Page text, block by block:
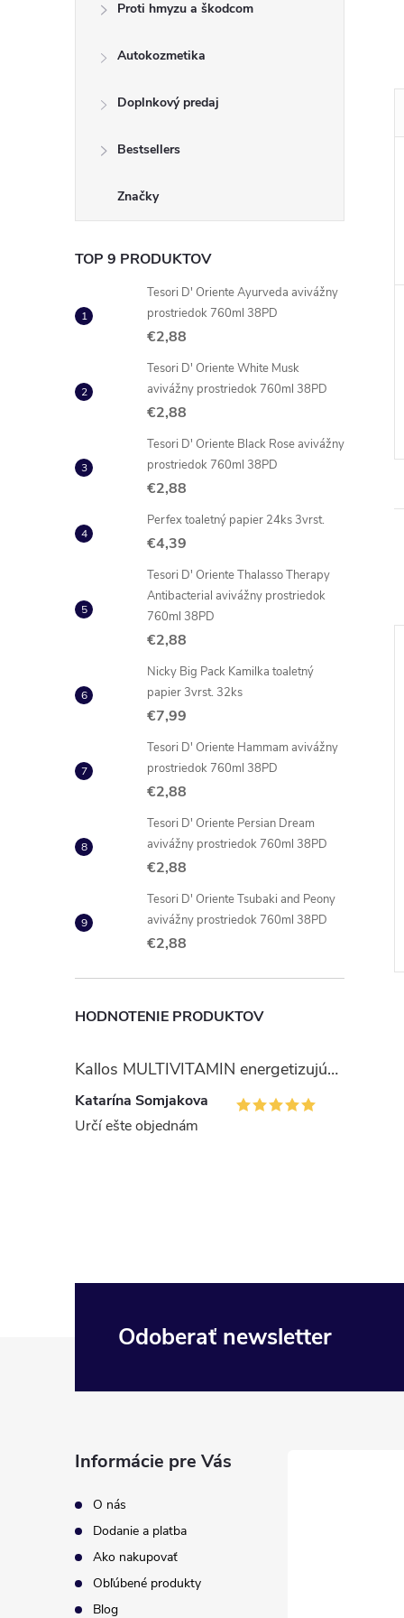
Proti hmyzu a škodcom
Autokozmetika
Doplnkový predaj
Bestsellers
Značky
TOP 9 PRODUKTOV
Tesori D' Oriente Ayurveda avivážny
prostriedok 760ml 38PD
€2,88
Tesori D' Oriente White Musk
avivážny prostriedok 760ml 38PD
€2,88
Tesori D' Oriente Black Rose avivážny
prostriedok 760ml 38PD
€2,88
Perfex toaletný papier 24ks 3vrst.
€4,39
Tesori D' Oriente Thalasso Therapy
Antibacterial avivážny prostriedok
760ml 38PD
€2,88
Nicky Big Pack Kamilka toaletný
papier 3vrst. 32ks
€7,99
Tesori D' Oriente Hammam avivážny
prostriedok 760ml 38PD
€2,88
Tesori D' Oriente Persian Dream
avivážny prostriedok 760ml 38PD
€2,88
Tesori D' Oriente Tsubaki and Peony
avivážny prostriedok 760ml 38PD
€2,88
HODNOTENIE PRODUKTOV
Kallos MULTIVITAMIN energetizujúci šampón na vlasy 1 l
Katarína Somjakova
Určí ešte objednám
DO KOŠÍKA
Nicky Elite kuchynské utierky
€4,32 DO KOŠÍKA
Odoberať newsletter
Informácie pre Vás
O nás
Dodanie a platba
Ako nakupovať
Obľúbené produkty
Blog